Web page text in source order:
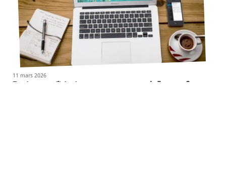
11 mars 2026
Et si vous utilisiez internet pour gagner de l’argent ?